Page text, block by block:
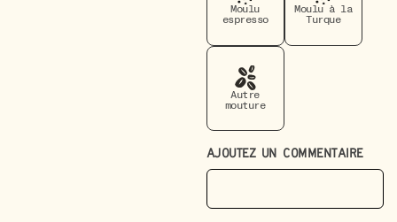
Moulu
espresso
Moulu à la
Turque
Autre
mouture
AJOUTEZ UN COMMENTAIRE